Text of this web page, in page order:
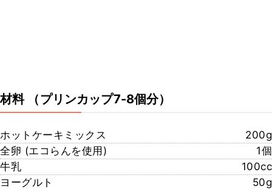
材料 （プリンカップ7-8個分）
ホットケーキミックス
200g
全卵 (エコらんを使用)
1個
牛乳
100cc
ヨーグルト
50g